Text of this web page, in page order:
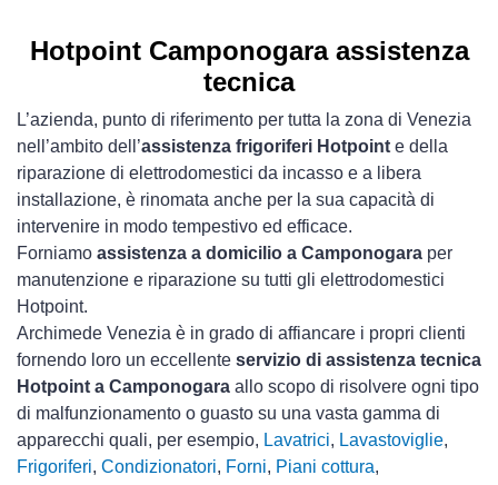
Hotpoint Camponogara assistenza
tecnica
L’azienda, punto di riferimento per tutta la zona di Venezia
nell’ambito dell’assistenza frigoriferi Hotpoint e della
riparazione di elettrodomestici da incasso e a libera
installazione, è rinomata anche per la sua capacità di
intervenire in modo tempestivo ed efficace.
Forniamo assistenza a domicilio a Camponogara per
manutenzione e riparazione su tutti gli elettrodomestici
Hotpoint.
Archimede Venezia è in grado di affiancare i propri clienti
fornendo loro un eccellente servizio di assistenza tecnica
Hotpoint a Camponogara allo scopo di risolvere ogni tipo
di malfunzionamento o guasto su una vasta gamma di
apparecchi quali, per esempio, Lavatrici, Lavastoviglie,
Frigoriferi, Condizionatori, Forni, Piani cottura,